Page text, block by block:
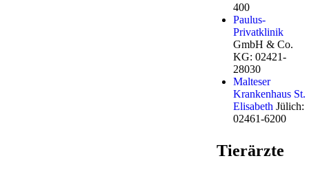
400
Paulus-
Privatklinik
GmbH & Co.
KG: 02421-
28030
Malteser
Krankenhaus St.
Elisabeth Jülich:
02461-6200
Tierärzte